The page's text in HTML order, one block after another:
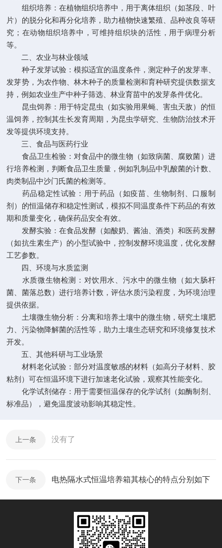
组织培养：在植物组织培养中，用于离体组织（如茎段、叶
片）的脱分化和再分化培养，助力植物快速繁殖、品种改良等研
究；在动物组织培养中，可维持组织块的活性，用于病理分析
等。
二、农业与林业领域
种子发芽试验：模拟适宜的温度条件，测定种子的发芽率、
发芽势，为农作物、林木种子的质量检测和育种研究提供数据支
持，例如农业生产中种子筛选、林业育苗中的发芽条件优化。
昆虫饲养：用于特定昆虫（如实验用果蝇、害虫天敌）的恒
温饲养，控制其生长发育周期，为昆虫学研究、生物防治技术开
发等提供环境支持。
三、食品与医药行业
食品卫生检验：对食品中的微生物（如致病菌、腐败菌）进
行培养检测，判断食品卫生质量，例如乳制品中乳酸菌的计数、
肉类制品中沙门氏菌的检测等。
药品稳定性试验：用于药品（如疫苗、生物制剂、口服制
剂）的恒温储存和稳定性测试，模拟不同温度条件下药品的有效
期和质量变化，确保药品安全有效。
发酵实验：在食品发酵（如酸奶、酱油、酒类）和医药发酵
（如抗生素生产）的小型试验中，控制发酵环境温度，优化发酵
工艺参数。
四、环境与水质监测
水质微生物检测：对饮用水、污水中的微生物（如大肠杆
菌、菌落总数）进行培养计数，评估水质污染程度，为环境治理
提供依据。
土壤微生物分析：分离和培养土壤中的微生物，研究土壤肥
力、污染物降解菌的活性等，助力土壤生态研究和环境修复技术
开发。
五、其他科研与工业场景
材料老化试验：部分对温度敏感的材料（如高分子材料、胶
粘剂）可在恒温环境下进行加速老化试验，观察其性能变化。
化学试剂储存：用于需要恒温保存的化学试剂（如酶制剂、
标准品），避免温度波动影响其稳定性。
上一条 没有了
下一条 电热隔水式恒温培养箱其核心的特点分别如下